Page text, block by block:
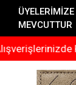
MEVCUTTUR
Kargo